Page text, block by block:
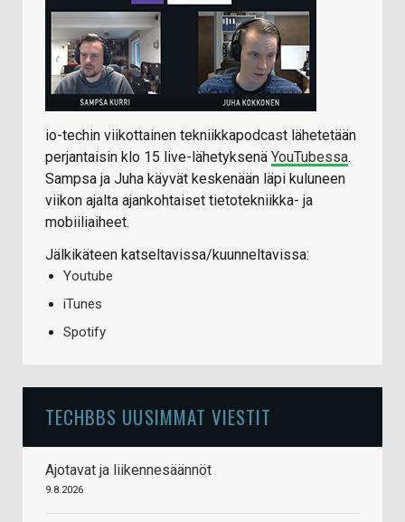
io-techin viikottainen tekniikkapodcast lähetetään
perjantaisin klo 15 live-lähetyksenä YouTubessa.
Sampsa ja Juha käyvät keskenään läpi kuluneen
viikon ajalta ajankohtaiset tietotekniikka- ja
mobiiliaiheet.
Jälkikäteen katseltavissa/kuunneltavissa:
Youtube
iTunes
Spotify
TECHBBS UUSIMMAT VIESTIT
Ajotavat ja liikennesäännöt
9.8.2026